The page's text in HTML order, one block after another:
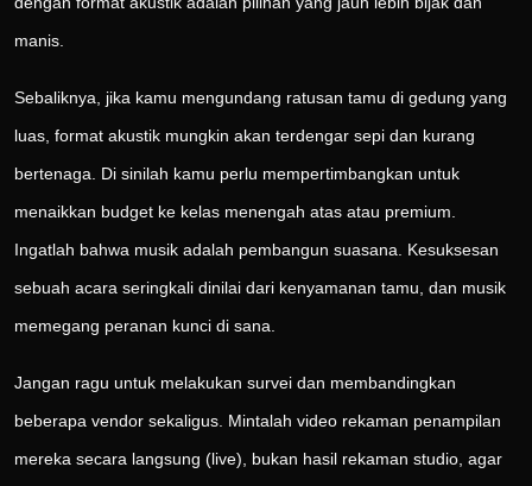
manis.
Sebaliknya, jika kamu mengundang ratusan tamu di gedung yang
luas, format akustik mungkin akan terdengar sepi dan kurang
bertenaga. Di sinilah kamu perlu mempertimbangkan untuk
menaikkan budget ke kelas menengah atas atau premium.
Ingatlah bahwa musik adalah pembangun suasana. Kesuksesan
sebuah acara seringkali dinilai dari kenyamanan tamu, dan musik
memegang peranan kunci di sana.
Jangan ragu untuk melakukan survei dan membandingkan
beberapa vendor sekaligus. Mintalah video rekaman penampilan
mereka secara langsung (live), bukan hasil rekaman studio, agar